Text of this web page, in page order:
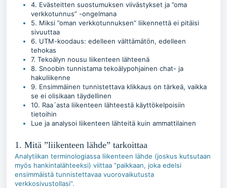
4. Evästeitten suostumuksen viivästykset ja ”oma
verkkotunnus” -ongelmana
5. Miksi ”oman verkkotunnuksen” liikennettä ei pitäisi
sivuuttaa
6. UTM-koodaus: edelleen välttämätön, edelleen
tehokas
7. Tekoälyn nousu liikenteen lähteenä
8. Snoobin tunnistama tekoälypohjainen chat- ja
hakuliikenne
9. Ensimmäinen tunnistettava klikkaus on tärkeä, vaikka
se ei olisikaan täydellinen
10. Raa´asta liikenteen lähteestä käyttökelpoisiin
tietoihin
Lue ja analysoi liikenteen lähteitä kuin ammattilainen
1. Mitä ”liikenteen lähde” tarkoittaa
Analytiikan terminologiassa liikenteen lähde (joskus kutsutaan
myös hankintalähteeksi) viittaa ”paikkaan, joka edelsi
ensimmäistä tunnistettavaa vuorovaikutusta
verkkosivustollasi”.